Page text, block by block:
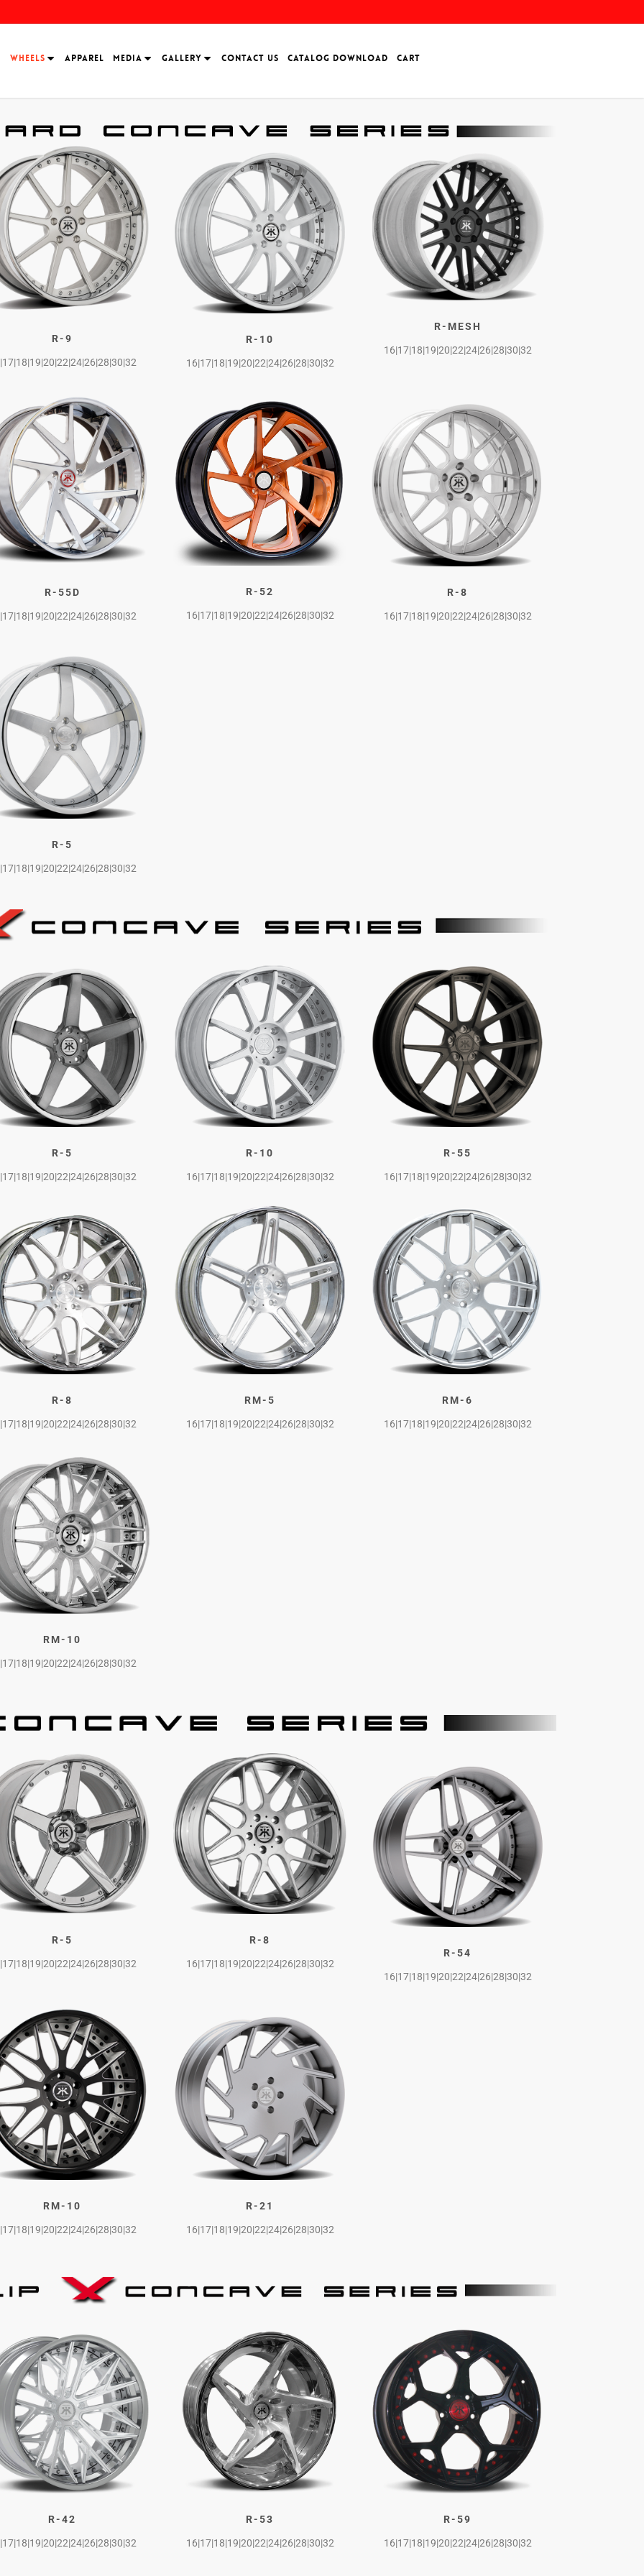
WHEELS APPAREL MEDIA GALLERY CONTACT US CATALOG DOWNLOAD CART
R-9 R-10
16|17|18|19|20|22|24|26|28|30|32
R-MESH
16|17|18|19|20|22|24|26|28|30|32
R-55D R-52
16|17|18|19|20|22|24|26|28|30|32
R-8
16|17|18|19|20|22|24|26|28|30|32
R-5
R-5 R-10
16|17|18|19|20|22|24|26|28|30|32
R-55
16|17|18|19|20|22|24|26|28|30|32
R-8 RM-5
16|17|18|19|20|22|24|26|28|30|32
RM-6
16|17|18|19|20|22|24|26|28|30|32
RM-10
R-5 R-8
16|17|18|19|20|22|24|26|28|30|32
R-54
16|17|18|19|20|22|24|26|28|30|32
RM-10 R-21
16|17|18|19|20|22|24|26|28|30|32
R-42 R-53
16|17|18|19|20|22|24|26|28|30|32
R-59
16|17|18|19|20|22|24|26|28|30|32